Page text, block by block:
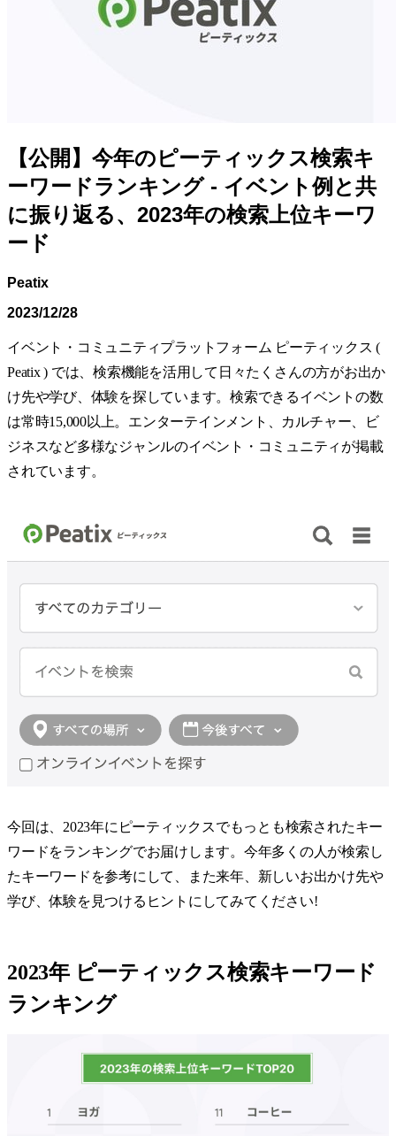
【公開】今年のピーティックス検索キ
ーワードランキング - イベント例と共
に振り返る、2023年の検索上位キーワ
ード
Peatix
2023/12/28
イベント・コミュニティプラットフォーム ピーティックス (
Peatix ) では、検索機能を活用して日々たくさんの方がお出か
け先や学び、体験を探しています。検索できるイベントの数
は常時15,000以上。エンターテインメント、カルチャー、ビ
ジネスなど多様なジャンルのイベント・コミュニティが掲載
されています。
今回は、2023年にピーティックスでもっとも検索されたキー
ワードをランキングでお届けします。今年多くの人が検索し
たキーワードを参考にして、また来年、新しいお出かけ先や
学び、体験を見つけるヒントにしてみてください!
2023年 ピーティックス検索キーワード
ランキング